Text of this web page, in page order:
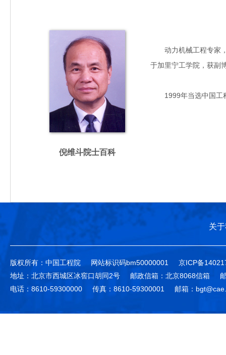
倪维斗院士百科
动力机械工程专家，
于加里宁工学院，获副
1999年当选中国工
关
版权所有：中国工程院 网站标识码bm50000001
京ICP备
地址：北京市西城区冰窖口胡同2号
邮政信箱：北京8068信箱
电话：8610-59300000
传真：8610-59300001 邮箱：